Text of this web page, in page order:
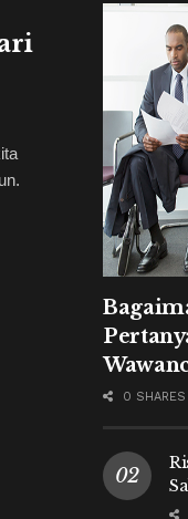
0 SHARES